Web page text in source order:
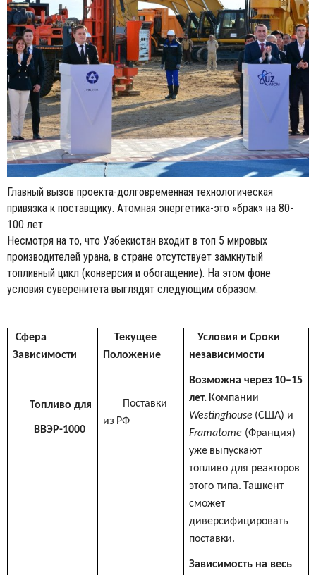
Главный вызов проекта-долговременная технологическая
привязка к поставщику. Атомная энергетика-это «брак» на 80-
100 лет.
Несмотря на то, что Узбекистан входит в топ 5 мировых
производителей урана, в стране отсутствует замкнутый
топливный цикл (конверсия и обогащение). На этом фоне
условия суверенитета выглядят следующим образом:
Сфера
Зависимости
Текущее
Положение
Условия и Сроки
независимости
Топливо для
ВВЭР-1000
Поставки
из РФ
Возможна через 10–15
лет. Компании
Westinghouse (США) и
Framatome (Франция)
уже выпускают
топливо для реакторов
этого типа. Ташкент
сможет
диверсифицировать
поставки.
Зависимость на весь